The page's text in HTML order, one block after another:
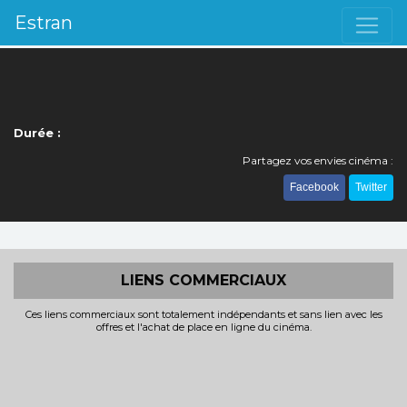
Estran
Durée :
Partagez vos envies cinéma :
Facebook Twitter
LIENS COMMERCIAUX
Ces liens commerciaux sont totalement indépendants et sans lien avec les
offres et l'achat de place en ligne du cinéma.